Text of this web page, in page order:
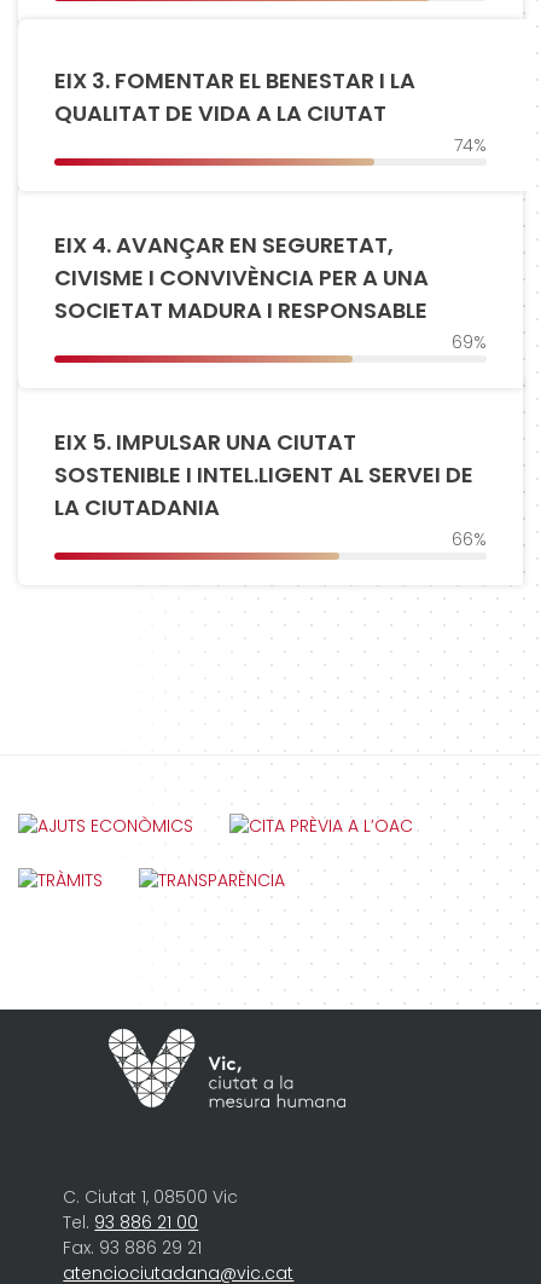
EIX 3. FOMENTAR EL BENESTAR I LA
QUALITAT DE VIDA A LA CIUTAT
74%
EIX 4. AVANÇAR EN SEGURETAT,
CIVISME I CONVIVÈNCIA PER A UNA
SOCIETAT MADURA I RESPONSABLE
69%
EIX 5. IMPULSAR UNA CIUTAT
SOSTENIBLE I INTEL.LIGENT AL SERVEI DE
LA CIUTADANIA
66%
C. Ciutat 1, 08500 Vic
Tel. 93 886 21 00
Fax. 93 886 29 21
atenciociutadana@vic.cat